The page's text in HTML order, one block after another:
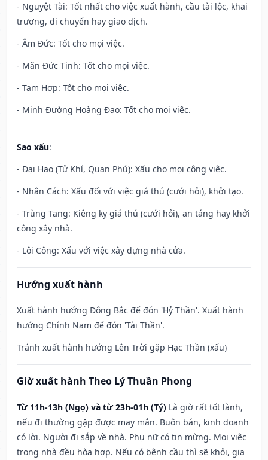
- Nguyệt Tài: Tốt nhất cho việc xuất hành, cầu tài lộc, khai
trương, di chuyển hay giao dịch.
- Âm Đức: Tốt cho mọi việc.
- Mãn Đức Tinh: Tốt cho mọi việc.
- Tam Hợp: Tốt cho mọi việc.
- Minh Đường Hoàng Đạo: Tốt cho mọi việc.
Sao xấu:
- Đại Hao (Tử Khí, Quan Phú): Xấu cho mọi công việc.
- Nhân Cách: Xấu đối với việc giá thú (cưới hỏi), khởi tạo.
- Trùng Tang: Kiêng kỵ giá thú (cưới hỏi), an táng hay khởi
công xây nhà.
- Lôi Công: Xấu với việc xây dựng nhà cửa.
Hướng xuất hành
Xuất hành hướng Đông Bắc để đón 'Hỷ Thần'. Xuất hành
hướng Chính Nam để đón 'Tài Thần'.
Tránh xuất hành hướng Lên Trời gặp Hạc Thần (xấu)
Giờ xuất hành Theo Lý Thuần Phong
Từ 11h-13h (Ngọ) và từ 23h-01h (Tý) Là giờ rất tốt lành,
nếu đi thường gặp được may mắn. Buôn bán, kinh doanh
có lời. Người đi sắp về nhà. Phụ nữ có tin mừng. Mọi việc
trong nhà đều hòa hợp. Nếu có bệnh cầu thì sẽ khỏi, gia